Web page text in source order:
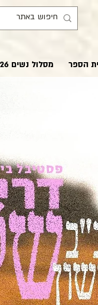
הספר מסלול נשים 2026